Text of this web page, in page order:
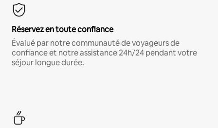
Réservez en toute confiance
Évalué par notre communauté de voyageurs de
confiance et notre assistance 24h/24 pendant votre
séjour longue durée.